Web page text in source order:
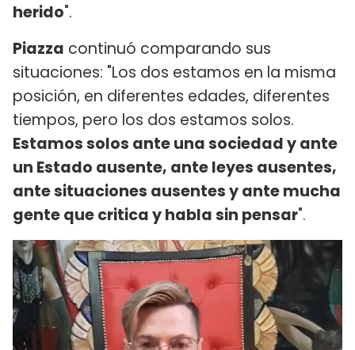
herido".
Piazza continuó comparando sus
situaciones: "Los dos estamos en la misma
posición, en diferentes edades, diferentes
tiempos, pero los dos estamos solos.
Estamos solos ante una sociedad y ante
un Estado ausente, ante leyes ausentes,
ante situaciones ausentes y ante mucha
gente que critica y habla sin pensar".